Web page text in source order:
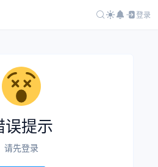
登录
误提示
请先登录